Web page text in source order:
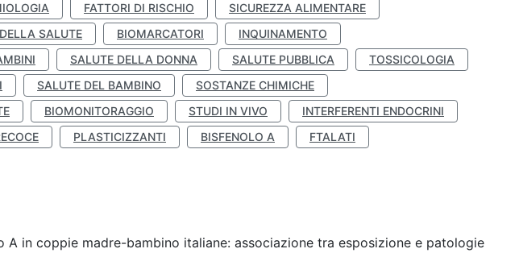
FATTORI DI RISCHIO
SICUREZZA ALIMENTARE
SALUTE BIOMARCATORI
INQUINAMENTO
SALUTE DELLA DONNA SALUTE PUBBLICA
TOSSICOLOGIA
SALUTE DEL BAMBINO
SOSTANZE CHIMICHE
BIOMONITORAGGIO STUDI IN VIVO
INTERFERENTI ENDOCRINI
PLASTICIZZANTI BISFENOLO A
FTALATI
in coppie madre-bambino italiane: associazione tra esposizione e patologie